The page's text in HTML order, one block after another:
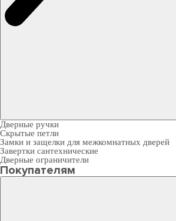
Дверные ручки
Скрытые петли
Замки и защелки для межкомнатных дверей
Завертки сантехнические
Дверные ограничители
Покупателям